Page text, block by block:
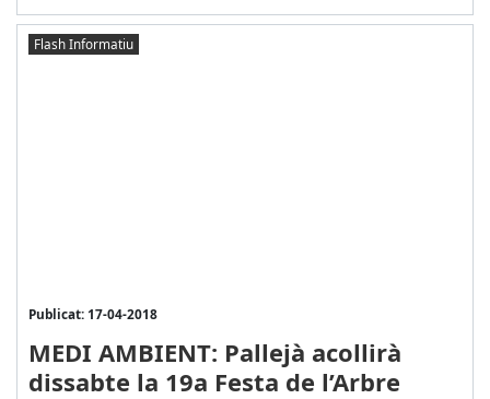
Flash Informatiu
Publicat: 17-04-2018
MEDI AMBIENT: Pallejà acollirà
dissabte la 19a Festa de l’Arbre